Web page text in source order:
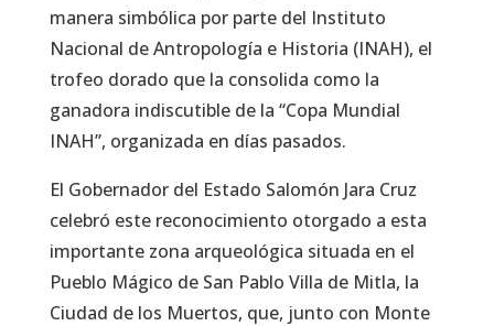
manera simbólica por parte del Instituto
Nacional de Antropología e Historia (INAH), el
trofeo dorado que la consolida como la
ganadora indiscutible de la “Copa Mundial
INAH”, organizada en días pasados.
El Gobernador del Estado Salomón Jara Cruz
celebró este reconocimiento otorgado a esta
importante zona arqueológica situada en el
Pueblo Mágico de San Pablo Villa de Mitla, la
Ciudad de los Muertos, que, junto con Monte